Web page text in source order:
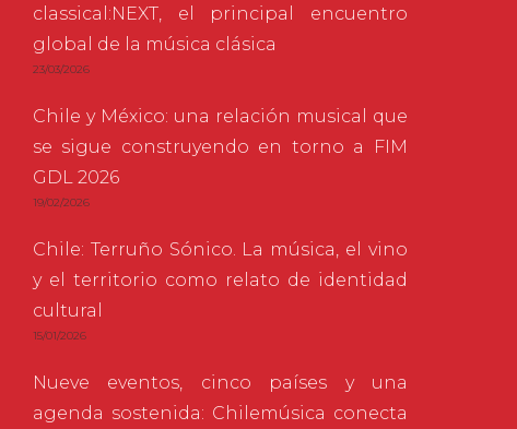
classical:NEXT, el principal encuentro
global de la música clásica
23/03/2026
Chile y México: una relación musical que
se sigue construyendo en torno a FIM
GDL 2026
19/02/2026
Chile: Terruño Sónico. La música, el vino
y el territorio como relato de identidad
cultural
15/01/2026
Nueve eventos, cinco países y una
agenda sostenida: Chilemúsica conecta